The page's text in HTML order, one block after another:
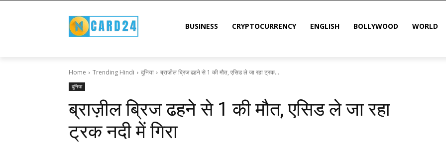
BUSINESS CRYPTOCURRENCY ENGLISH BOLLYWOOD WORLD
Home Trending Hindi दुनिया ब्राज़ील ब्रिज ढहने से 1 की मौत, एसिड ले जा रहा ट्रक...
दुनिया
ब्राज़ील ब्रिज ढहने से 1 की मौत, एसिड ले जा रहा
ट्रक नदी में गिरा